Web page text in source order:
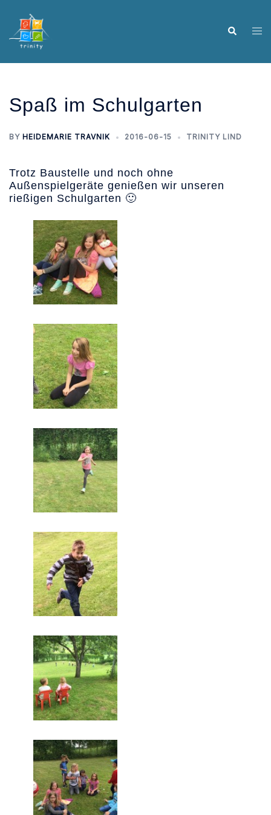
content
Search
Spaß im Schulgarten
BY HEIDEMARIE TRAVNIK 2016-06-15 TRINITY LIND
Trotz Baustelle und noch ohne
Außenspielgeräte genießen wir unseren
rießigen Schulgarten 🙂